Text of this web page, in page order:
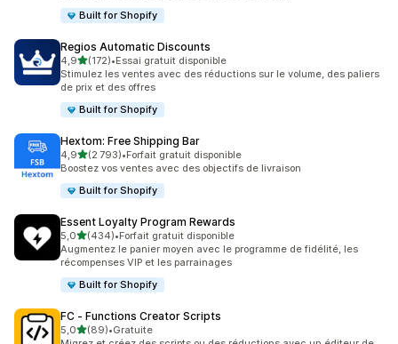
Built for Shopify
Regios Automatic Discounts
4,9étoile(s) sur 5
(172)
172 avis au total
•Essai gratuit disponible
Stimulez les ventes avec des réductions sur le volume, des paliers
de prix et des offres
Built for Shopify
Hextom: Free Shipping Bar
4,9étoile(s) sur 5
(2 793)
2793 avis au total
•Forfait gratuit disponible
Boostez vos ventes avec des objectifs de livraison
Built for Shopify
Essent Loyalty Program Rewards
5,0étoile(s) sur 5
(434)
434 avis au total
•Forfait gratuit disponible
Augmentez le panier moyen avec le programme de fidélité, les
récompenses VIP et les parrainages
Built for Shopify
FC ‑ Functions Creator Scripts
5,0étoile(s) sur 5
(89)
89 avis au total
•Gratuite